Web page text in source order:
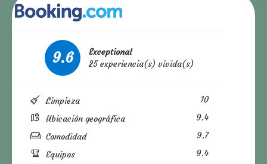
9.6
Exceptional
25 experiencia(s) vivida(s)
Limpieza
10
Ubicación geográfica
9.4
Comodidad
9.7
Equipos
9.4